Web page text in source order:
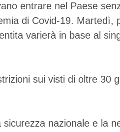
entrare nel Paese
di Covid-19.
varierà in base al
nazionale e la